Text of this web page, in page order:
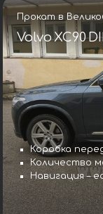
Прокат в
Volvo XC90
Коробка
Количество
Навигация –